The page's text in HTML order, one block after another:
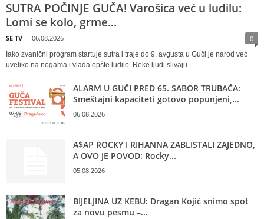
SUTRA POČINJE GUČA! Varošica već u ludilu:
Lomi se kolo, grme...
SE TV - 06.08.2026 0
Iako zvanični program startuje sutra i traje do 9. avgusta u Guči je narod već
uveliko na nogama i vlada opšte ludilo Reke ljudi slivaju...
ALARM U GUČI PRED 65. SABOR TRUBAČA:
Smeštajni kapaciteti gotovo popunjeni,...
06.08.2026
A$AP ROCKY I RIHANNA ZABLISTALI ZAJEDNO,
A OVO JE POVOD: Rocky...
05.08.2026
BIJELJINA UZ KEBU: Dragan Kojić snimo spot
za novu pesmu –...